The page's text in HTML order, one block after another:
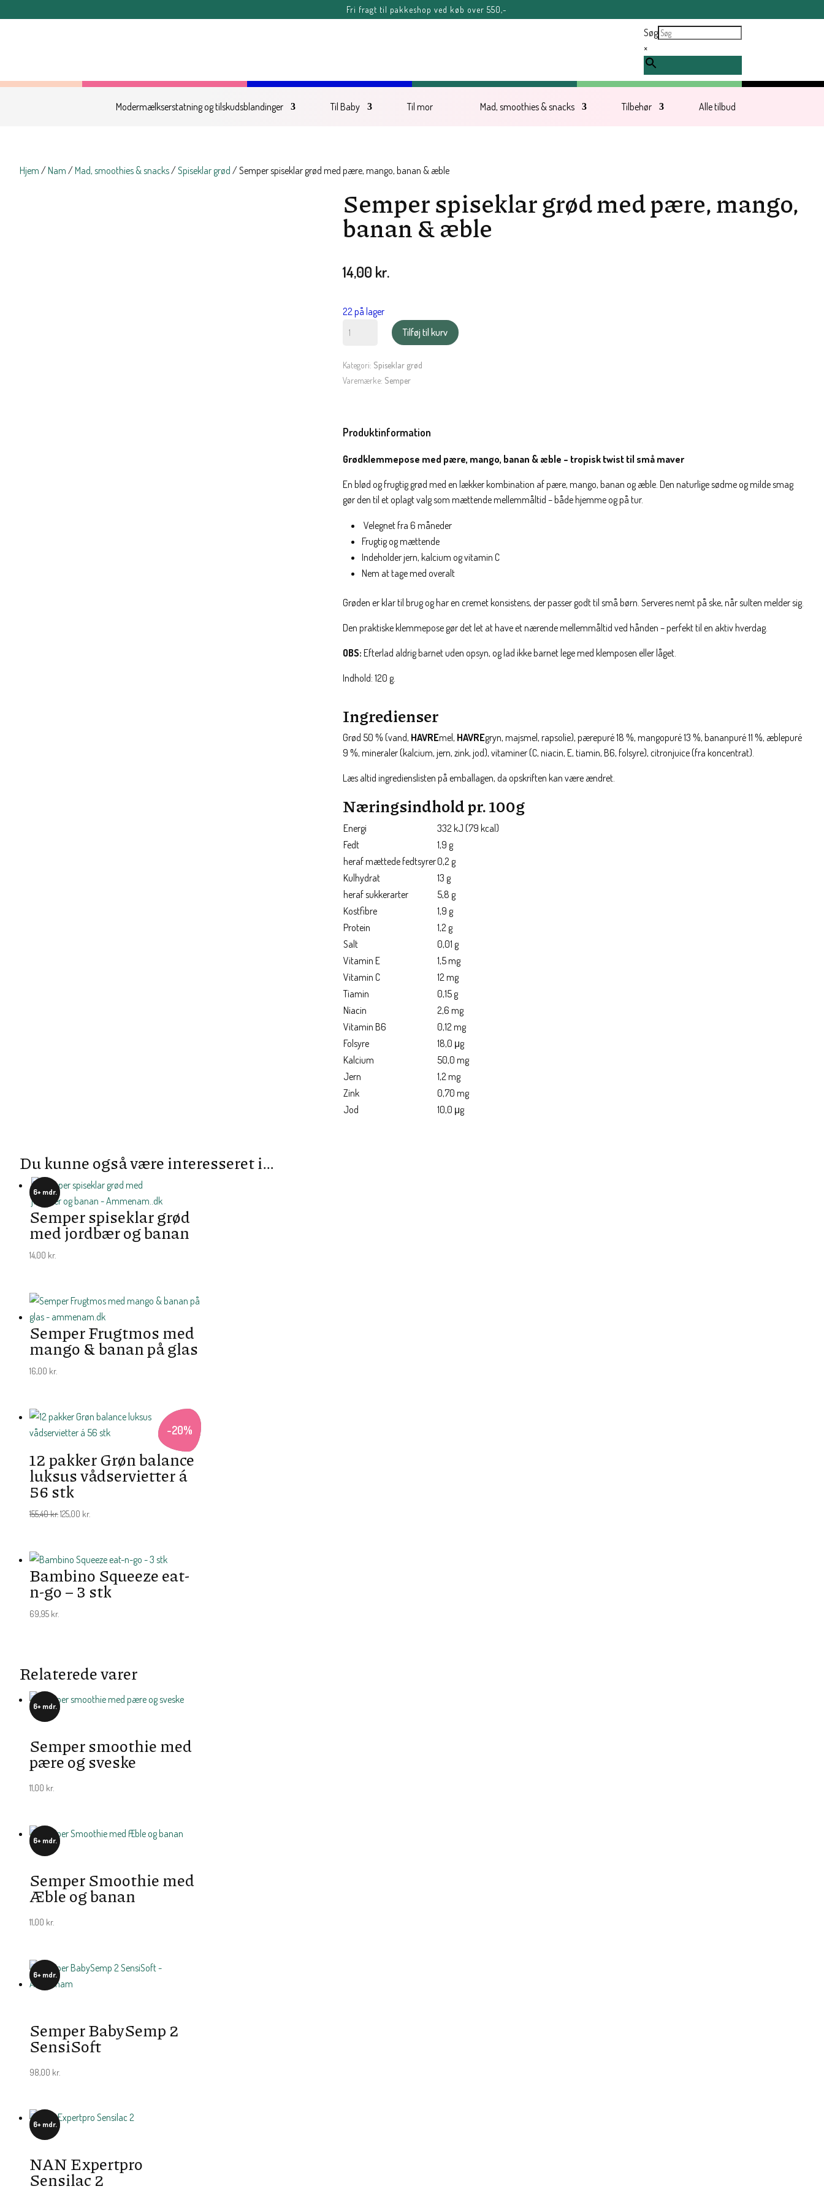
Fri fragt til pakkeshop ved køb over 550,-
Søg
×
Modermælkserstatning og tilskudsblandinger Til Baby Til mor Mad, smoothies & snacks Tilbehør Alle tilbud
Hjem /Nam /Mad, smoothies & snacks/Spiseklar grød / Semper spiseklar grød med pære, mango, banan & æble
Semper spiseklar grød med pære, mango,
banan & æble
14,00 kr.
22 på lager
Semper
med
pære,
&
antal
Tilføj til kurv
Kategori: Spiseklar grød
Varemærke: Semper
Produktinformation
Grødklemmepose med pære, mango, banan & æble – tropisk twist til små maver
En blød og frugtig grød med en lækker kombination af pære, mango, banan og æble. Den naturlige sødme og milde smag
gør den til et oplagt valg som mættende mellemmåltid – både hjemme og på tur.
Velegnet fra 6 måneder
Frugtig og mættende
Indeholder jern, kalcium og vitamin C
Nem at tage med overalt
Grøden er klar til brug og har en cremet konsistens, der passer godt til små børn. Serveres nemt på ske, når sulten melder sig.
Den praktiske klemmepose gør det let at have et nærende mellemmåltid ved hånden – perfekt til en aktiv hverdag.
OBS: Efterlad aldrig barnet uden opsyn, og lad ikke barnet lege med klemposen eller låget.
Indhold: 120 g.
Ingredienser
Grød 50 % (vand, HAVREmel, HAVREgryn, majsmel, rapsolie), pærepuré 18 %, mangopuré 13 %, bananpuré 11 %, æblepuré
9 %, mineraler (kalcium, jern, zink, jod), vitaminer (C, niacin, E, tiamin, B6, folsyre), citronjuice (fra koncentrat).
Læs altid ingredienslisten på emballagen, da opskriften kan være ændret.
Næringsindhold pr. 100g
Energi
332 kJ (79 kcal)
Fedt
1,9 g
heraf mættede fedtsyrer0,2 g
Kulhydrat
13 g
heraf sukkerarter
5,8 g
Kostfibre
1,9 g
Protein
1,2 g
Salt
0,01 g
Vitamin E
1,5 mg
Vitamin C
12 mg
Tiamin
0,15 g
Niacin
2,6 mg
Vitamin B6
0,12 mg
Folsyre
18,0 μg
Kalcium
50,0 mg
Jern
1,2 mg
Zink
0,70 mg
Jod
10,0 μg
Du kunne også være interesseret i…
6+ mdr.
Semper spiseklar grød
med jordbær og banan
14,00 kr.
Semper Frugtmos med
mango & banan på glas
16,00 kr.
-20%
12 pakker Grøn balance
luksus vådservietter á
56 stk
155,40kr.Den
var:
155,40 kr..
125,00 kr.
er:
125,00 kr..
Bambino Squeeze eat-
n-go – 3 stk
69,95 kr.
Relaterede varer
6+ mdr.
Semper smoothie med
pære og sveske
11,00 kr.
6+ mdr.
Semper Smoothie med
Æble og banan
11,00 kr.
6+ mdr.
Semper BabySemp 2
SensiSoft
98,00 kr.
6+ mdr.
NAN Expertpro
Sensilac 2
FERIE-MELDING